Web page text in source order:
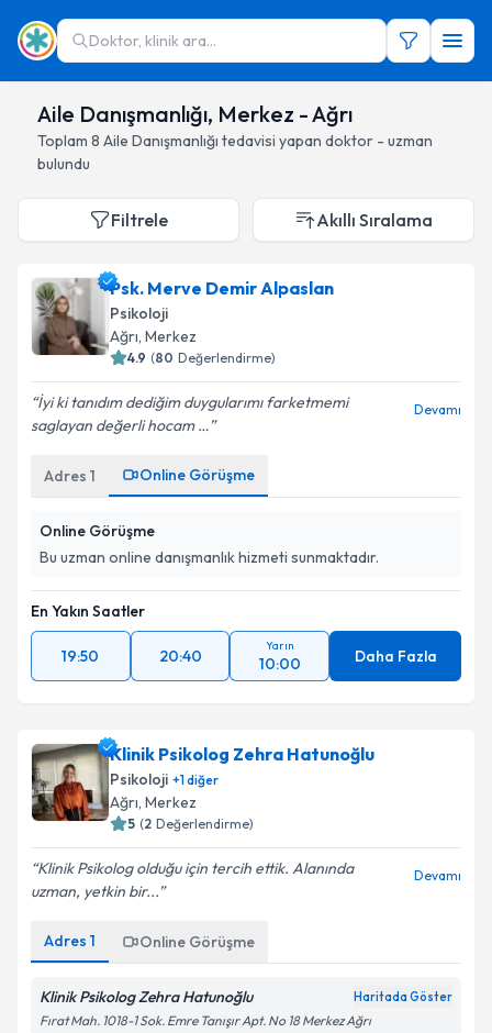
Doktor, klinik ara...
Aile Danışmanlığı, Merkez - Ağrı
Toplam 8 Aile Danışmanlığı tedavisi yapan doktor - uzman
bulundu
Filtrele Akıllı Sıralama
Psk. Merve Demir Alpaslan
Psikoloji
Ağrı, Merkez
4.9 (80 Değerlendirme)
İyi ki tanıdım dediğim duygularımı farketmemi
saglayan değerli hocam …
Devamı
Adres 1 Online Görüşme
Online Görüşme
Bu uzman online danışmanlık hizmeti sunmaktadır.
En Yakın Saatler
19:50 20:40
Yarın
10:00 Daha Fazla
Klinik Psikolog Zehra Hatunoğlu
Psikoloji +1diğer
Ağrı, Merkez
5 (2 Değerlendirme)
Klinik Psikolog olduğu için tercih ettik. Alanında
uzman, yetkin bir...
Devamı
Adres 1 Online Görüşme
Klinik Psikolog Zehra Hatunoğlu Haritada Göster
Fırat Mah. 1018-1 Sok. Emre Tanışır Apt. No 18 Merkez Ağrı